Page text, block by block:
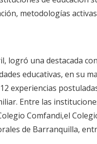
metodologías
logró una destacada
educativas, en su
experiencias
Entre las
Comfandi,el
de Barranquilla,